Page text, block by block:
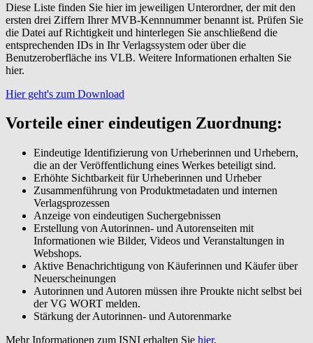
Diese Liste finden Sie hierim jeweiligen Unterordner, der mit den
ersten drei Ziffern Ihrer MVB-Kennnummer benannt ist. Prüfen Sie
die Datei auf Richtigkeit und hinterlegen Sie anschließend die
entsprechenden IDs in Ihr Verlagssystem oder über die
Benutzeroberfläche ins VLB. Weitere Informationen erhalten Sie
hier.
Hier geht's zum Download
Vorteile einer eindeutigen Zuordnung:
Eindeutige Identifizierung von Urheberinnen und Urhebern,
die an der Veröffentlichung eines Werkes beteiligt sind.
Erhöhte Sichtbarkeit für Urheberinnen und Urheber
Zusammenführung von Produktmetadaten und internen
Verlagsprozessen
Anzeige von eindeutigen Suchergebnissen
Erstellung von Autorinnen- und Autorenseiten mit
Informationen wie Bilder, Videos und Veranstaltungen in
Webshops.
Aktive Benachrichtigung von Käuferinnen und Käufer über
Neuerscheinungen
Autorinnen und Autoren müssen ihre Proukte nicht selbst bei
der VG WORT melden.
Stärkung der Autorinnen- und Autorenmarke
Mehr Informationen zum ISNI erhalten Sie hier.